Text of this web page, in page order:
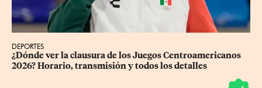
DEPORTES
¿Dónde ver la clausura de los Juegos Centroamericanos
2026? Horario, transmisión y todos los detalles